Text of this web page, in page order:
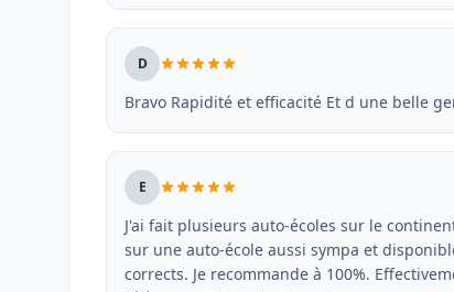
D
Bravo Rapidité et efficacité Et d une belle
E
J'ai fait plusieurs auto-écoles sur le
sur une auto-école aussi sympa et
corrects. Je recommande à 100%.